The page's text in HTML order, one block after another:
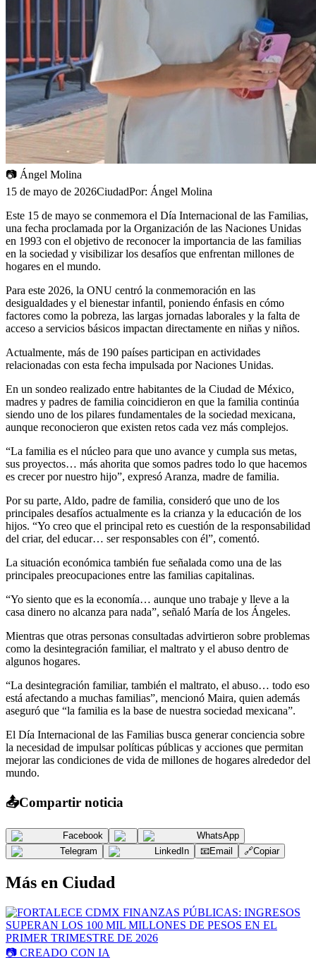
📷 Ángel Molina
15 de mayo de 2026CiudadPor: Ángel Molina
Este 15 de mayo se conmemora el Día Internacional de las Familias,
una fecha proclamada por la Organización de las Naciones Unidas
en 1993 con el objetivo de reconocer la importancia de las familias
en la sociedad y visibilizar los desafíos que enfrentan millones de
hogares en el mundo.
Para este 2026, la ONU centró la conmemoración en las
desigualdades y el bienestar infantil, poniendo énfasis en cómo
factores como la pobreza, las largas jornadas laborales y la falta de
acceso a servicios básicos impactan directamente en niñas y niños.
Actualmente, más de 190 países participan en actividades
relacionadas con esta fecha impulsada por Naciones Unidas.
En un sondeo realizado entre habitantes de la Ciudad de México,
madres y padres de familia coincidieron en que la familia continúa
siendo uno de los pilares fundamentales de la sociedad mexicana,
aunque reconocieron que existen retos cada vez más complejos.
“La familia es el núcleo para que uno avance y cumpla sus metas,
sus proyectos… más ahorita que somos padres todo lo que hacemos
es crecer por nuestro hijo”, expresó Aranza, madre de familia.
Por su parte, Aldo, padre de familia, consideró que uno de los
principales desafíos actualmente es la crianza y la educación de los
hijos. “Yo creo que el principal reto es cuestión de la responsabilidad
del criar, del educar… ser responsables con él”, comentó.
La situación económica también fue señalada como una de las
principales preocupaciones entre las familias capitalinas.
“Yo siento que es la economía… aunque uno trabaje y lleve a la
casa dinero no alcanza para nada”, señaló María de los Ángeles.
Mientras que otras personas consultadas advirtieron sobre problemas
como la desintegración familiar, el maltrato y el abuso dentro de
algunos hogares.
“La desintegración familiar, también el maltrato, el abuso… todo eso
está afectando a muchas familias”, mencionó Maira, quien además
aseguró que “la familia es la base de nuestra sociedad mexicana”.
El Día Internacional de las Familias busca generar conciencia sobre
la necesidad de impulsar políticas públicas y acciones que permitan
mejorar las condiciones de vida de millones de hogares alrededor del
mundo.
📤Compartir noticia
Facebook
WhatsApp
Telegram
LinkedIn 📧Email 🔗Copiar
Más en Ciudad
📷 CREADO CON IA